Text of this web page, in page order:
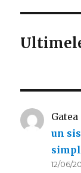
un
12/06/